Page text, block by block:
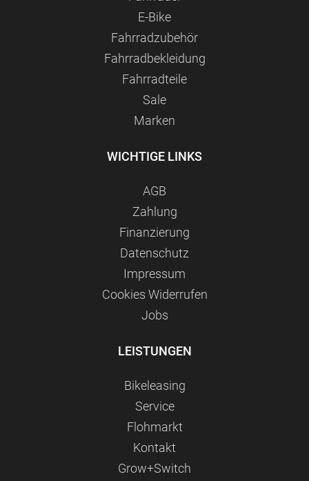
E-Bike
Fahrradzubehör
Fahrradbekleidung
Fahrradteile
Sale
Marken
WICHTIGE LINKS
AGB
Zahlung
Finanzierung
Datenschutz
Impressum
Сookies Widerrufen
Jobs
LEISTUNGEN
Bikeleasing
Service
Flohmarkt
Kontakt
Grow+Switch